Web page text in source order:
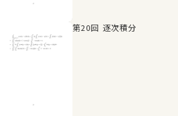
第20回 逐次積分